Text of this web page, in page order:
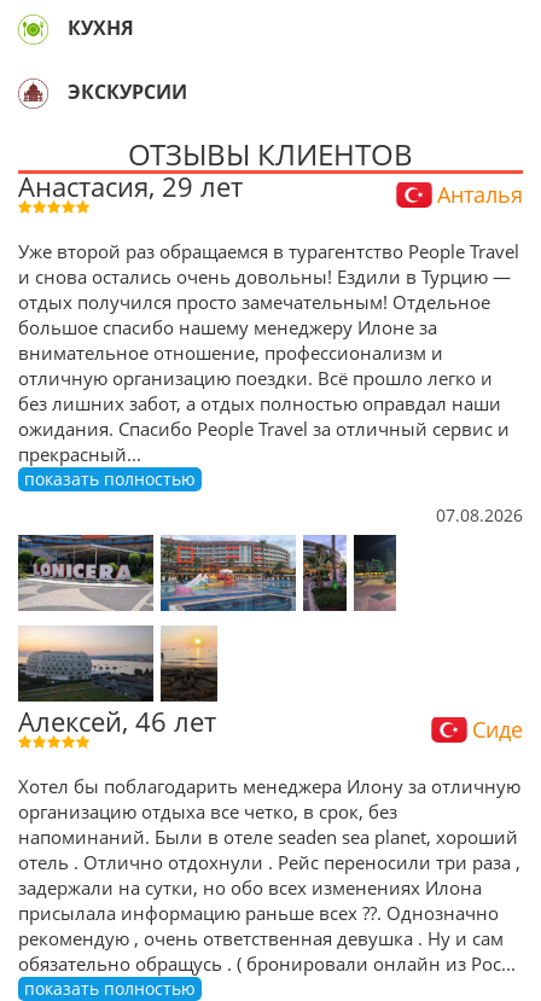
КУХНЯ
ЭКСКУРСИИ
ОТЗЫВЫ КЛИЕНТОВ
Анастасия, 29 лет Анталья
Уже второй раз обращаемся в турагентство People Travel
и снова остались очень довольны! Ездили в Турцию —
отдых получился просто замечательным! Отдельное
большое спасибо нашему менеджеру Илоне за
внимательное отношение, профессионализм и
отличную организацию поездки. Всё прошло легко и
без лишних забот, а отдых полностью оправдал наши
ожидания. Спасибо People Travel за отличный сервис и
прекрасный...
показать полностью
07.08.2026
Алексей, 46 лет Сиде
Хотел бы поблагодарить менеджера Илону за отличную
организацию отдыха все четко, в срок, без
напоминаний. Были в отеле seaden sea planet, хороший
отель . Отлично отдохнули . Рейс переносили три раза ,
задержали на сутки, но обо всех изменениях Илона
присылала информацию раньше всех ??. Однозначно
рекомендую , очень ответственная девушка . Ну и сам
обязательно обращусь . ( бронировали онлайн из Рос...
показать полностью